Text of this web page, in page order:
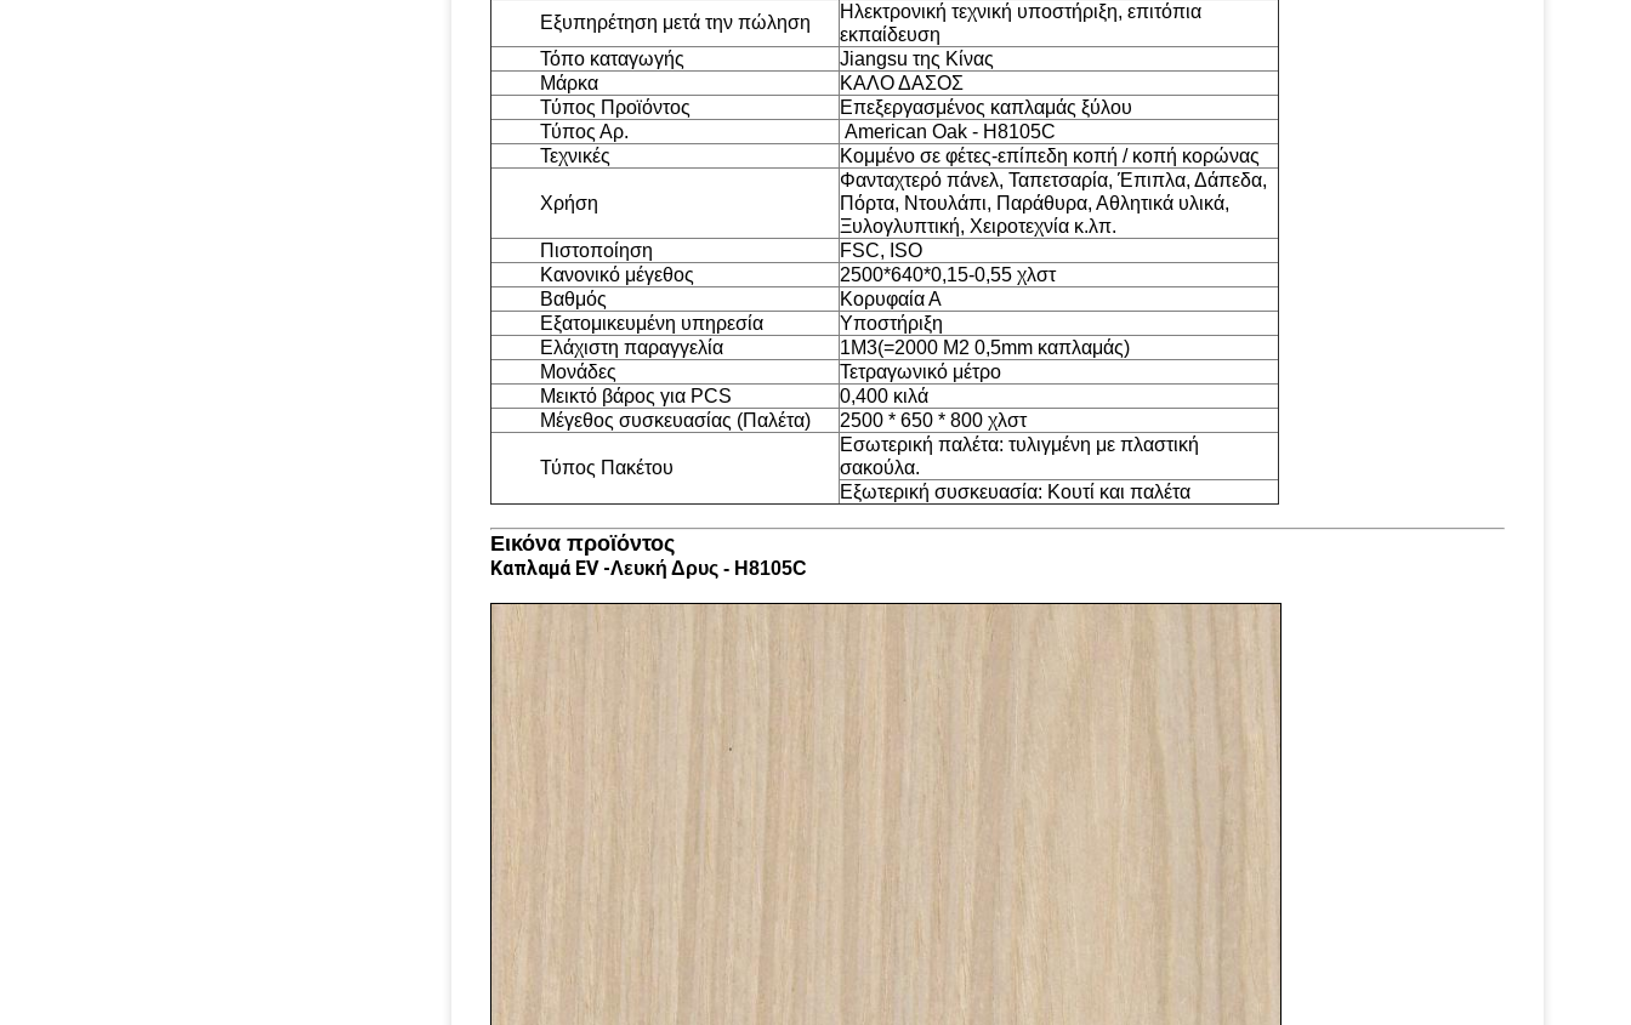
Εξυπηρέτηση μετά την πώληση
Ηλεκτρονική τεχνική υποστήριξη, επιτόπια
εκπαίδευση
Τόπο καταγωγής
Jiangsu της Κίνας
Μάρκα
ΚΑΛΟ ΔΑΣΟΣ
Τύπος Προϊόντος
Επεξεργασμένος καπλαμάς ξύλου
Τύπος Αρ.
American Oak - H8105C
Τεχνικές
Κομμένο σε φέτες-επίπεδη κοπή / κοπή κορώνας
Χρήση
Φανταχτερό πάνελ, Ταπετσαρία, Έπιπλα, Δάπεδα,
Πόρτα, Ντουλάπι, Παράθυρα, Αθλητικά υλικά,
Ξυλογλυπτική, Χειροτεχνία κ.λπ.
Πιστοποίηση
FSC, ISO
Κανονικό μέγεθος
2500*640*0,15-0,55 χλστ
Βαθμός
Κορυφαία Α
Εξατομικευμένη υπηρεσία
Υποστήριξη
Ελάχιστη παραγγελία
1M3(=2000 M2 0,5mm καπλαμάς)
Μονάδες
Τετραγωνικό μέτρο
Μεικτό βάρος για PCS
0,400 κιλά
Μέγεθος συσκευασίας (Παλέτα)
2500 * 650 * 800 χλστ
Τύπος Πακέτου
Εσωτερική παλέτα: τυλιγμένη με πλαστική
σακούλα.
Εξωτερική συσκευασία: Κουτί και παλέτα
Εικόνα προϊόντος
Καπλαμά EV -Λευκή Δρυς - H8105C